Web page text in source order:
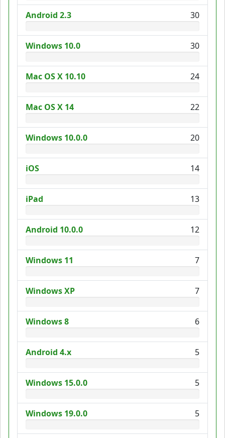
Android 2.3 30
Windows 10.0 30
Mac OS X 10.10 24
Mac OS X 14 22
Windows 10.0.0 20
iOS 14
iPad 13
Android 10.0.0 12
Windows 11 7
Windows XP 7
Windows 8 6
Android 4.x 5
Windows 15.0.0 5
Windows 19.0.0 5